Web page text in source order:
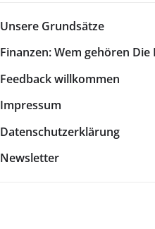
Unsere Grundsätze
Finanzen: Wem gehören
Feedback willkommen
Impressum
Datenschutzerklärung
Newsletter